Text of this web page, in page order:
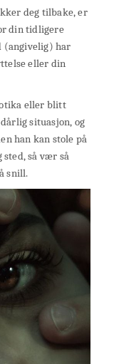
deg tilbake, er
din tidligere
(angivelig) har
eller din
eller blitt
situasjon, og
han kan stole på
sted, så vær så
snill.